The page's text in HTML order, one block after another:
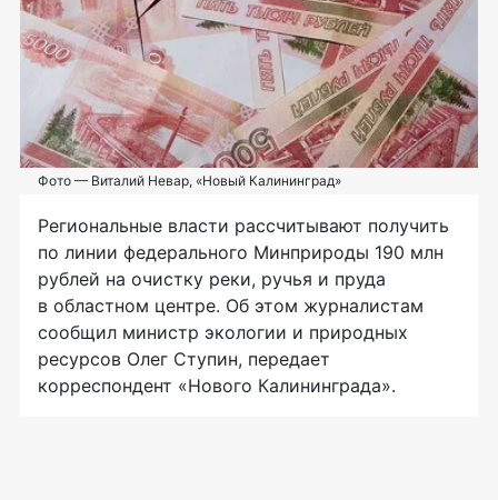
Фото — Виталий Невар, «Новый Калининград»
Региональные власти рассчитывают получить
по линии федерального Минприроды 190 млн
рублей на очистку реки, ручья и пруда
в областном центре. Об этом журналистам
сообщил министр экологии и природных
ресурсов Олег Ступин, передает
корреспондент «Нового Калининграда».